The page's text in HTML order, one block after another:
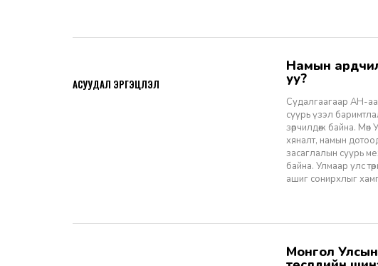
Намын ардчиллаас даргын засаглал: Эрх зүйн шинэчлэлээс ухрах
уу?
Судалгаагаар АН-аас
суурь үзэл
зөрчилдөж байна.
хяналт, намын
засаглалын суурь
байна. Улмаар улс
ашиг сонирхлыг
АСУУДАЛ ЭРГЭЦҮҮЛЭЛ
Монгол Улсын Засгийн газар болон Улаанбаатар хотын мега